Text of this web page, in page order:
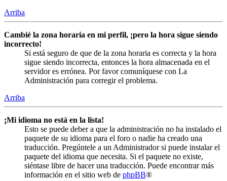
Arriba
Cambié la zona horaria en mi perfil, ¡pero la hora sigue siendo
incorrecto!
Si está seguro de que de la zona horaria es correcta y la hora
sigue siendo incorrecta, entonces la hora almacenada en el
servidor es errónea. Por favor comuníquese con La
Administración para corregir el problema.
Arriba
¡Mi idioma no está en la lista!
Esto se puede deber a que la administración no ha instalado el
paquete de su idioma para el foro o nadie ha creado una
traducción. Pregúntele a un Administrador si puede instalar el
paquete del idioma que necesita. Si el paquete no existe,
siéntase libre de hacer una traducción. Puede encontrar más
información en el sitio web de phpBB®